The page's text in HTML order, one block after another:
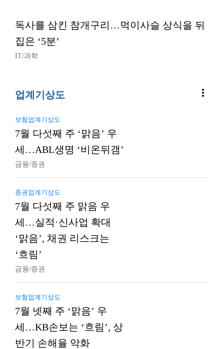
독사를 삼킨 참개구리…먹이사슬 상식을 뒤
집은 ‘5분’
IT/과학
업계기상도 more_vert
보험업계기상도
7월 다섯째 주 ‘맑음’ 우
세…ABL생명 ‘비온뒤갬’
금융/증권
증권업계기상도
7월 다섯째 주 맑음 우
세…실적·신사업 확대
‘맑음’, 채권 리스크는
‘흐림’
금융/증권
보험업계기상도
7월 넷째 주 ‘맑음’ 우
세…KB손보는 ‘흐림’, 상
반기 손해율 악화